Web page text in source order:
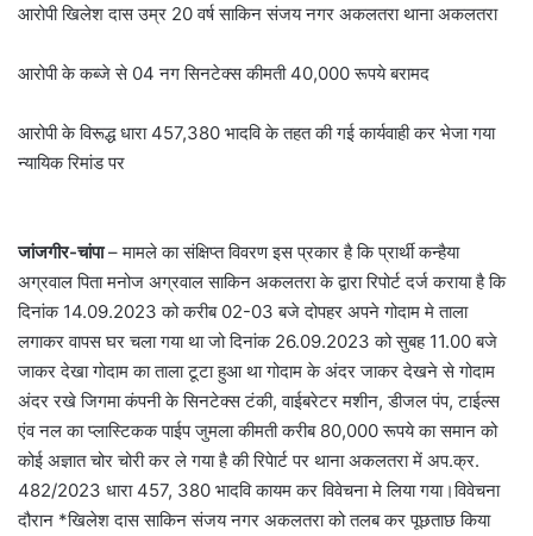
आरोपी खिलेश दास उम्र 20 वर्ष साकिन संजय नगर अकलतरा थाना अकलतरा
आरोपी के कब्जे से 04 नग सिनटेक्स कीमती 40,000 रूपये बरामद
आरोपी के विरूद्ध धारा 457,380 भादवि के तहत की गई कार्यवाही कर भेजा गया
न्यायिक रिमांड पर
जांजगीर-चांपा– मामले का संक्षिप्त विवरण इस प्रकार है कि प्रार्थी कन्हैया
अग्रवाल पिता मनोज अग्रवाल साकिन अकलतरा के द्वारा रिपोर्ट दर्ज कराया है कि
दिनांक 14.09.2023 को करीब 02-03 बजे दोपहर अपने गोदाम मे ताला
लगाकर वापस घर चला गया था जो दिनांक 26.09.2023 को सुबह 11.00 बजे
जाकर देखा गोदाम का ताला टूटा हुआ था गोदाम के अंदर जाकर देखने से गोदाम
अंदर रखे जिगमा कंपनी के सिनटेक्स टंकी, वाईबरेटर मशीन, डीजल पंप, टाईल्स
एंव नल का प्लास्टिकक पाईप जुमला कीमती करीब 80,000 रूपये का समान को
कोई अज्ञात चोर चोरी कर ले गया है की रिपेार्ट पर थाना अकलतरा में अप.क्र.
482/2023 धारा 457, 380 भादवि कायम कर विवेचना मे लिया गया।विवेचना
दौरान *खिलेश दास साकिन संजय नगर अकलतरा को तलब कर पूछताछ किया